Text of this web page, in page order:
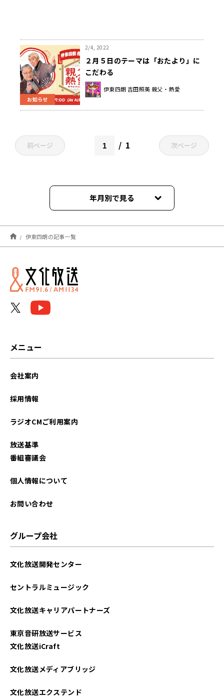
お知らせ
2/4, 2022
２月５日のテーマは「おたより」に
こだわる
伊東四朗 吉田照美 親父・熱愛
前ページ 1 次ページ
年月別で見る
2026年07月
2026年06月
2026年05月
2025年08月
2025年05月
2024年12月
2024年11月
伊東四朗の記事一覧
メニュー
会社案内
採用情報
ラジオCMご利用案内
放送基準
番組審議会
個人情報について
お問い合わせ
グループ会社
文化放送開発センター
セントラルミュージック
文化放送キャリアパートナーズ
東京音研放送サービス
文化放送iCraft
文化放送メディアブリッジ
文化放送エクステンド